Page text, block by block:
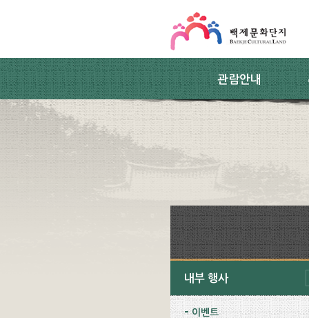
관람안내
내부 행사
이벤트